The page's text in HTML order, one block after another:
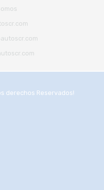
derechos Reservados!